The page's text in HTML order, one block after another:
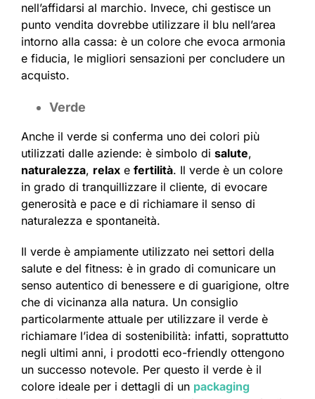
nell’affidarsi al marchio. Invece, chi gestisce un
punto vendita dovrebbe utilizzare il blu nell’area
intorno alla cassa: è un colore che evoca armonia
e fiducia, le migliori sensazioni per concludere un
acquisto.
Verde
Anche il verde si conferma uno dei colori più
utilizzati dalle aziende: è simbolo di salute,
naturalezza, relax e fertilità. Il verde è un colore
in grado di tranquillizzare il cliente, di evocare
generosità e pace e di richiamare il senso di
naturalezza e spontaneità.
Il verde è ampiamente utilizzato nei settori della
salute e del fitness: è in grado di comunicare un
senso autentico di benessere e di guarigione, oltre
che di vicinanza alla natura. Un consiglio
particolarmente attuale per utilizzare il verde è
richiamare l’idea di sostenibilità: infatti, soprattutto
negli ultimi anni, i prodotti eco-friendly ottengono
un successo notevole. Per questo il verde è il
colore ideale per i dettagli di un packaging